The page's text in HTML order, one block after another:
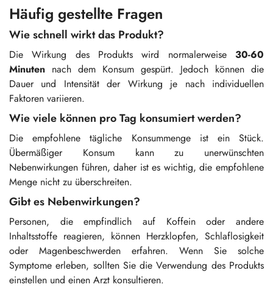
Häufig gestellte Fragen
Wie schnell wirkt das Produkt?
Die Wirkung des Produkts wird normalerweise 30-60
Minuten nach dem Konsum gespürt. Jedoch können die
Dauer und Intensität der Wirkung je nach individuellen
Faktoren variieren.
Wie viele können pro Tag konsumiert werden?
Die empfohlene tägliche Konsummenge ist ein Stück.
Übermäßiger Konsum kann zu unerwünschten
Nebenwirkungen führen, daher ist es wichtig, die empfohlene
Menge nicht zu überschreiten.
Gibt es Nebenwirkungen?
Personen, die empfindlich auf Koffein oder andere
Inhaltsstoffe reagieren, können Herzklopfen, Schlaflosigkeit
oder Magenbeschwerden erfahren. Wenn Sie solche
Symptome erleben, sollten Sie die Verwendung des Produkts
einstellen und einen Arzt konsultieren.